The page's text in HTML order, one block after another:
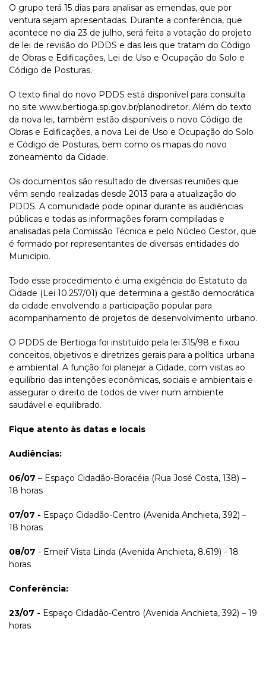
O grupo terá 15 dias para analisar as emendas, que por
ventura sejam apresentadas. Durante a conferência, que
acontece no dia 23 de julho, será feita a votação do projeto
de lei de revisão do PDDS e das leis que tratam do Código
de Obras e Edificações, Lei de Uso e Ocupação do Solo e
Código de Posturas.
O texto final do novo PDDS está disponível para consulta
no site www.bertioga.sp.gov.br/planodiretor. Além do texto
da nova lei, também estão disponíveis o novo Código de
Obras e Edificações, a nova Lei de Uso e Ocupação do Solo
e Código de Posturas, bem como os mapas do novo
zoneamento da Cidade.
Os documentos são resultado de diversas reuniões que
vêm sendo realizadas desde 2013 para a atualização do
PDDS. A comunidade pode opinar durante as audiências
públicas e todas as informações foram compiladas e
analisadas pela Comissão Técnica e pelo Núcleo Gestor, que
é formado por representantes de diversas entidades do
Município.
Todo esse procedimento é uma exigência do Estatuto da
Cidade (Lei 10.257/01) que determina a gestão democrática
da cidade envolvendo a participação popular para
acompanhamento de projetos de desenvolvimento urbano.
O PDDS de Bertioga foi instituído pela lei 315/98 e fixou
conceitos, objetivos e diretrizes gerais para a política urbana
e ambiental. A função foi planejar a Cidade, com vistas ao
equilíbrio das intenções econômicas, sociais e ambientais e
assegurar o direito de todos de viver num ambiente
saudável e equilibrado.
Fique atento às datas e locais
Audiências:
06/07 – Espaço Cidadão-Boracéia (Rua José Costa, 138) –
18 horas
07/07 - Espaço Cidadão-Centro (Avenida Anchieta, 392) –
18 horas
08/07 - Emeif Vista Linda (Avenida Anchieta, 8.619) - 18
horas
Conferência:
23/07 - Espaço Cidadão-Centro (Avenida Anchieta, 392) – 19
horas